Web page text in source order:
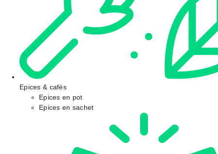
Epices & cafés
Epices en pot
Epices en sachet